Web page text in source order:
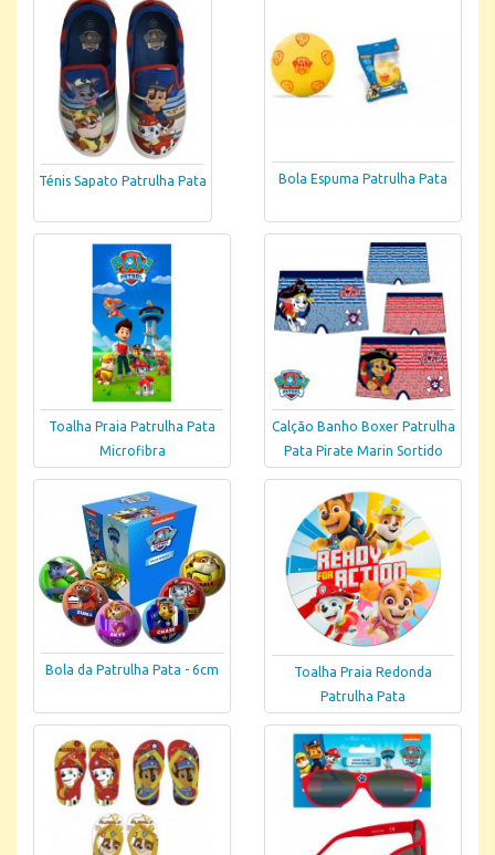
Ténis Sapato Patrulha Pata Bola Espuma Patrulha Pata
Toalha Praia Patrulha Pata
Microfibra
Calção Banho Boxer Patrulha
Pata Pirate Marin Sortido
Bola da Patrulha Pata - 6cm
Toalha Praia Redonda
Patrulha Pata